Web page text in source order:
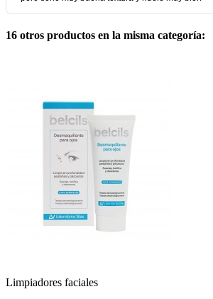
16 otros productos en la misma categoría:
Limpiadores faciales